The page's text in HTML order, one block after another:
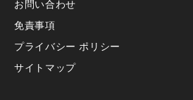
お問い合わせ
免責事項
プライバシー ポリシー
サイトマップ